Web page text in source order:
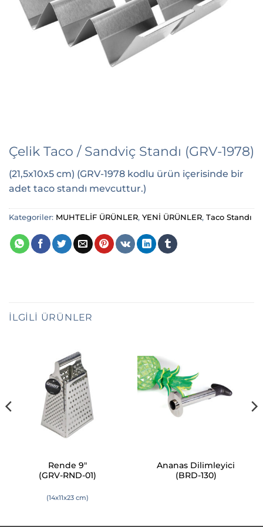
Çelik Taco / Sandviç Standı (GRV-1978)
(21,5x10x5 cm) (GRV-1978 kodlu ürün içerisinde bir
adet taco standı mevcuttur.)
Kategoriler: MUHTELİF ÜRÜNLER, YENİ ÜRÜNLER, Taco Standı
İLGILI ÜRÜNLER
Rende 9″
(GRV-RND-01)
(14x11x23 cm)
Ananas Dilimleyici
(BRD-130)